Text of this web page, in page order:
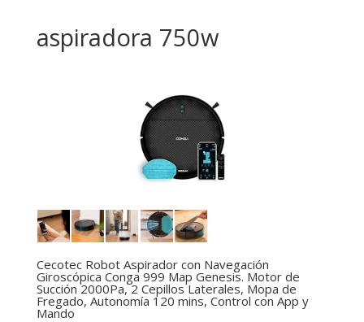
aspiradora 750w
Cecotec Robot Aspirador con Navegación
Giroscópica Conga 999 Map Genesis. Motor de
Succión 2000Pa, 2 Cepillos Laterales, Mopa de
Fregado, Autonomía 120 mins, Control con App y
Mando